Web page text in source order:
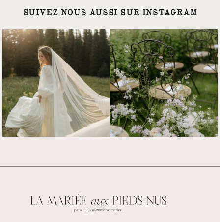
SUIVEZ NOUS AUSSI SUR INSTAGRAM